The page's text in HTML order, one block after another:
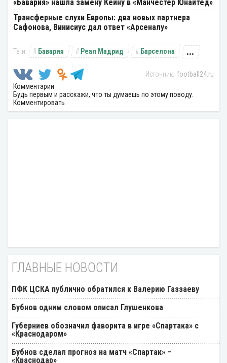
«Бавария» нашла замену Кейну в «Манчестер Юнайтед»
Трансферные слухи Европы: два новых партнера
Сафонова, Винисиус дал ответ «Арсеналу»
Бавария Реал Мадрид Барселона ...
football24.ru
Комментарии
Будь первым и расскажи, что ты думаешь по этому поводу.
Комментировать
ГЛАВНЫЕ НОВОСТИ
ПФК ЦСКА публично обратился к Валерию Газзаеву
Бубнов одним словом описал Глушенкова
Губерниев обозначил фаворита в игре «Спартака» с
«Краснодаром»
Бубнов сделал прогноз на матч «Спартак» –
«Краснодар»